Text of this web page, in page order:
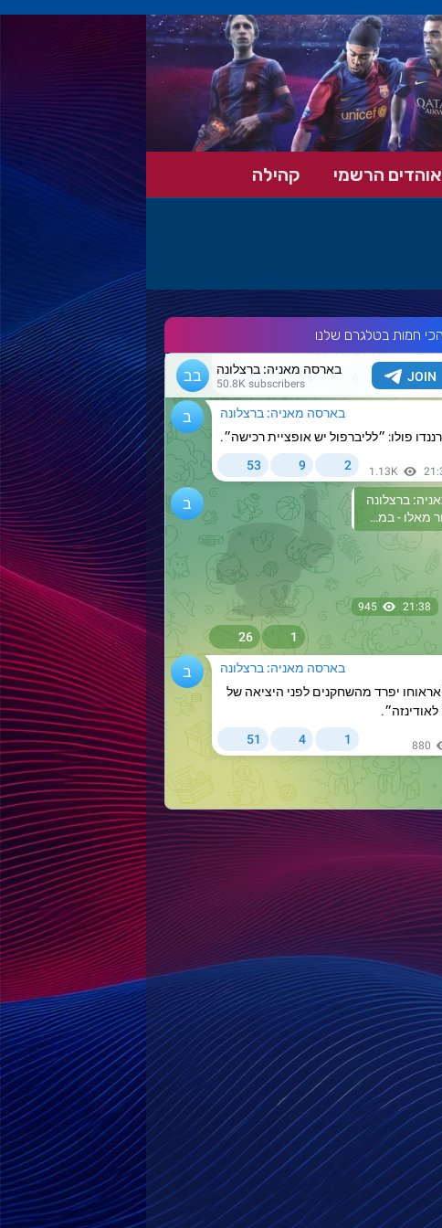
הרשמי קהילה
חמות בטלגרם שלנו